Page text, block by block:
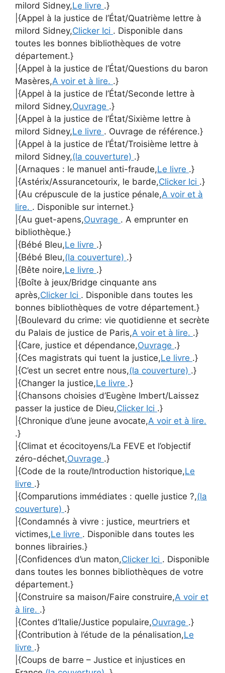
milord Sidney,Le livre .}
|{Appel à la justice de l’État/Quatrième lettre à
milord Sidney,Clicker Ici . Disponible dans
toutes les bonnes bibliothèques de votre
département.}
|{Appel à la justice de l’État/Questions du baron
Masères,A voir et à lire. .}
|{Appel à la justice de l’État/Seconde lettre à
milord Sidney,Ouvrage .}
|{Appel à la justice de l’État/Sixième lettre à
milord Sidney,Le livre . Ouvrage de référence.}
|{Appel à la justice de l’État/Troisième lettre à
milord Sidney,(la couverture) .}
|{Arnaques : le manuel anti-fraude,Le livre .}
|{Astérix/Assurancetourix, le barde,Clicker Ici .}
|{Au crépuscule de la justice pénale,A voir et à
lire. . Disponible sur internet.}
|{Au guet-apens,Ouvrage . A emprunter en
bibliothèque.}
|{Bébé Bleu,Le livre .}
|{Bébé Bleu,(la couverture) .}
|{Bête noire,Le livre .}
|{Boîte à jeux/Bridge cinquante ans
après,Clicker Ici . Disponible dans toutes les
bonnes bibliothèques de votre département.}
|{Boulevard du crime: vie quotidienne et secrète
du Palais de justice de Paris,A voir et à lire. .}
|{Care, justice et dépendance,Ouvrage .}
|{Ces magistrats qui tuent la justice,Le livre .}
|{C’est un secret entre nous,(la couverture) .}
|{Changer la justice,Le livre .}
|{Chansons choisies d’Eugène Imbert/Laissez
passer la justice de Dieu,Clicker Ici .}
|{Chronique d’une jeune avocate,A voir et à lire.
.}
|{Climat et écocitoyens/La FEVE et l’objectif
zéro-déchet,Ouvrage .}
|{Code de la route/Introduction historique,Le
livre .}
|{Comparutions immédiates : quelle justice ?,(la
couverture) .}
|{Condamnés à vivre : justice, meurtriers et
victimes,Le livre . Disponible dans toutes les
bonnes librairies.}
|{Confidences d’un maton,Clicker Ici . Disponible
dans toutes les bonnes bibliothèques de votre
département.}
|{Construire sa maison/Faire construire,A voir et
à lire. .}
|{Contes d’Italie/Justice populaire,Ouvrage .}
|{Contribution à l’étude de la pénalisation,Le
livre .}
|{Coups de barre – Justice et injustices en